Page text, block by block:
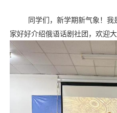
同学们，新学期新气象！我
家好好介绍俄语话剧社团，欢迎大